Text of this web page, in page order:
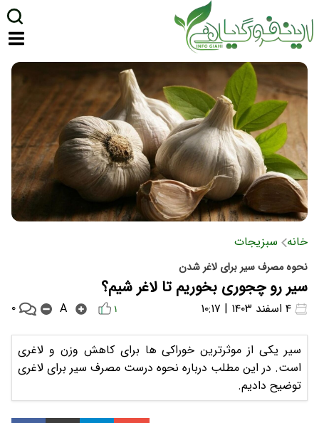
خانه سبزیجات
نحوه مصرف سیر برای لاغر شدن
سیر رو چجوری بخوریم تا لاغر شیم؟
۱ A ۰
سیر یکی از موثرترین خوراکی ها برای کاهش وزن و لاغری
است. در این مطلب درباره نحوه درست مصرف سیر برای لاغری
توضیح دادیم.